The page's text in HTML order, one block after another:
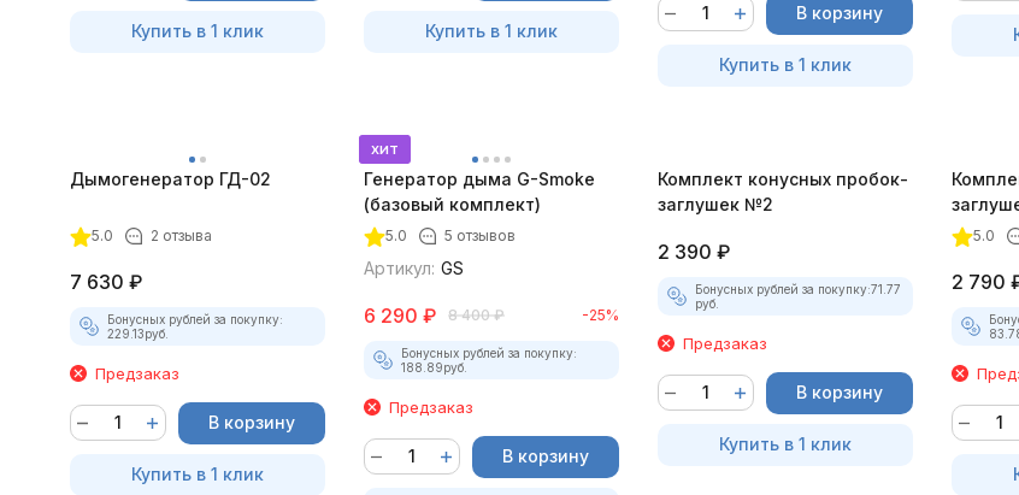
Купить в 1 клик Купить в 1 клик
В корзину
Купить в 1 клик
Дымогенератор ГД-02
5.0 2 отзыва
7 630 ₽
Бонусных рублей за покупку:
229.13руб.
Предзаказ
В корзину
Купить в 1 клик
хит
Генератор дыма G-Smoke
(базовый комплект)
5.0 5 отзывов
Артикул: GS
6 290 ₽ 8 400 ₽ -25%
Бонусных рублей за покупку:
188.89руб.
Предзаказ
В корзину
Комплект конусных пробок-
заглушек №2
2 390 ₽
Бонусных рублей за покупку:71.77
руб.
Предзаказ
В корзину
Купить в 1 клик
5.0
2 790